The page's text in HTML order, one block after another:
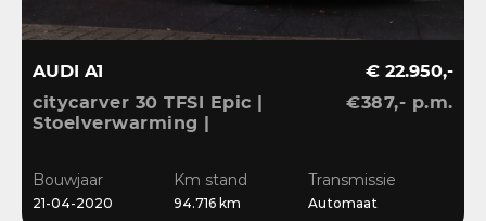
AUDI A1
citycarver 30 TFSI Epic |
Stoelverwarming |
Navi
€ 22.950,-
€387,- p.m.
Bouwjaar
21-04-2020
Km stand
94.716 km
Transmissie
Automaat